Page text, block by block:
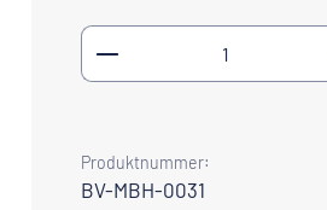
Produkt Anzahl:
Produktnummer:
BV-MBH-0031